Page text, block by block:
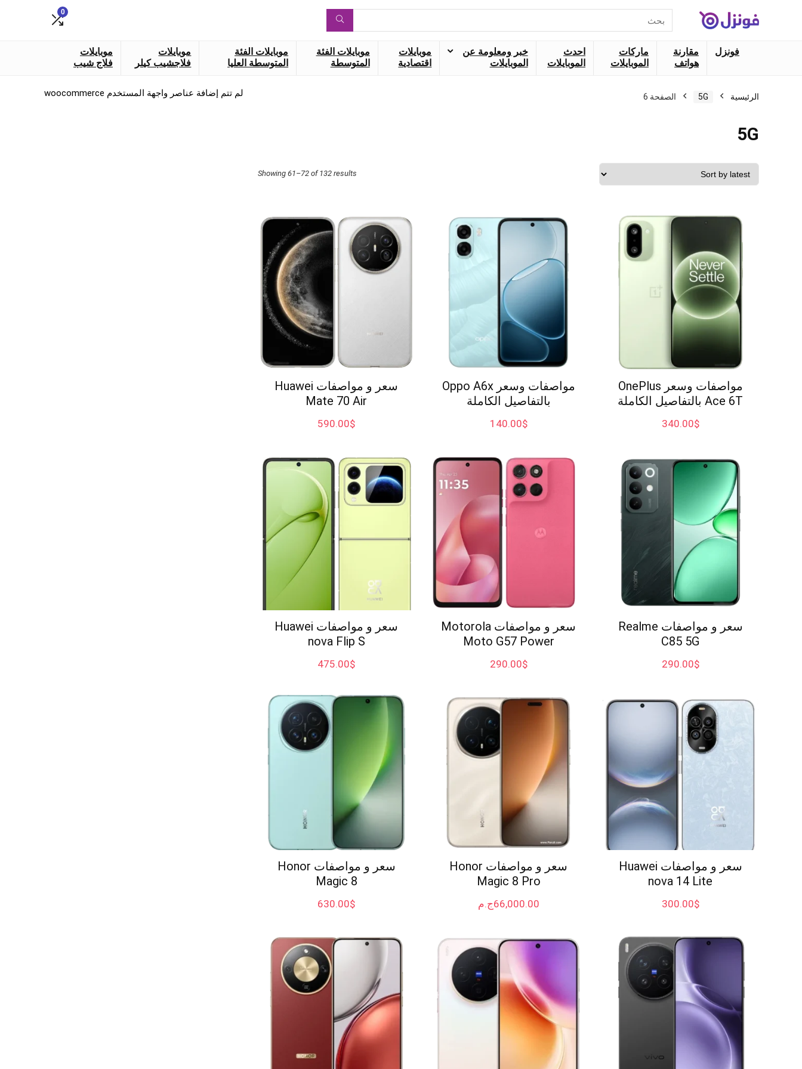
عن:
0
فونزل
مقارنة
هواتف
ماركات
الموبايلات
احدث
الموبايلات
خبر ومعلومة عن
الموبايلات
موبايلات
اقتصادية
موبايلات الفئة
المتوسطة
موبايلات الفئة
المتوسطة العليا
موبايلات
فلاجشيب كيلر
موبايلات
فلاج شيب
الرئيسية 5G الصفحة 6
5G
Showing 61–72 of 132 results
Sorted
مواصفات وسعر OnePlus
Ace 6T بالتفاصيل الكاملة
$
340.00
مواصفات وسعر Oppo A6x
بالتفاصيل الكاملة
$
140.00
سعر و مواصفات Huawei
Mate 70 Air
$
590.00
سعر و مواصفات Realme
C85 5G
$
290.00
سعر و مواصفات Motorola
Moto G57 Power
$
290.00
سعر و مواصفات Huawei
nova Flip S
$
475.00
سعر و مواصفات Huawei
nova 14 Lite
$
300.00
سعر و مواصفات Honor
Magic 8 Pro
ج.م66,000.00
سعر و مواصفات Honor
Magic 8
$
630.00
لم تتم إضافة عناصر واجهة المستخدم woocommerce